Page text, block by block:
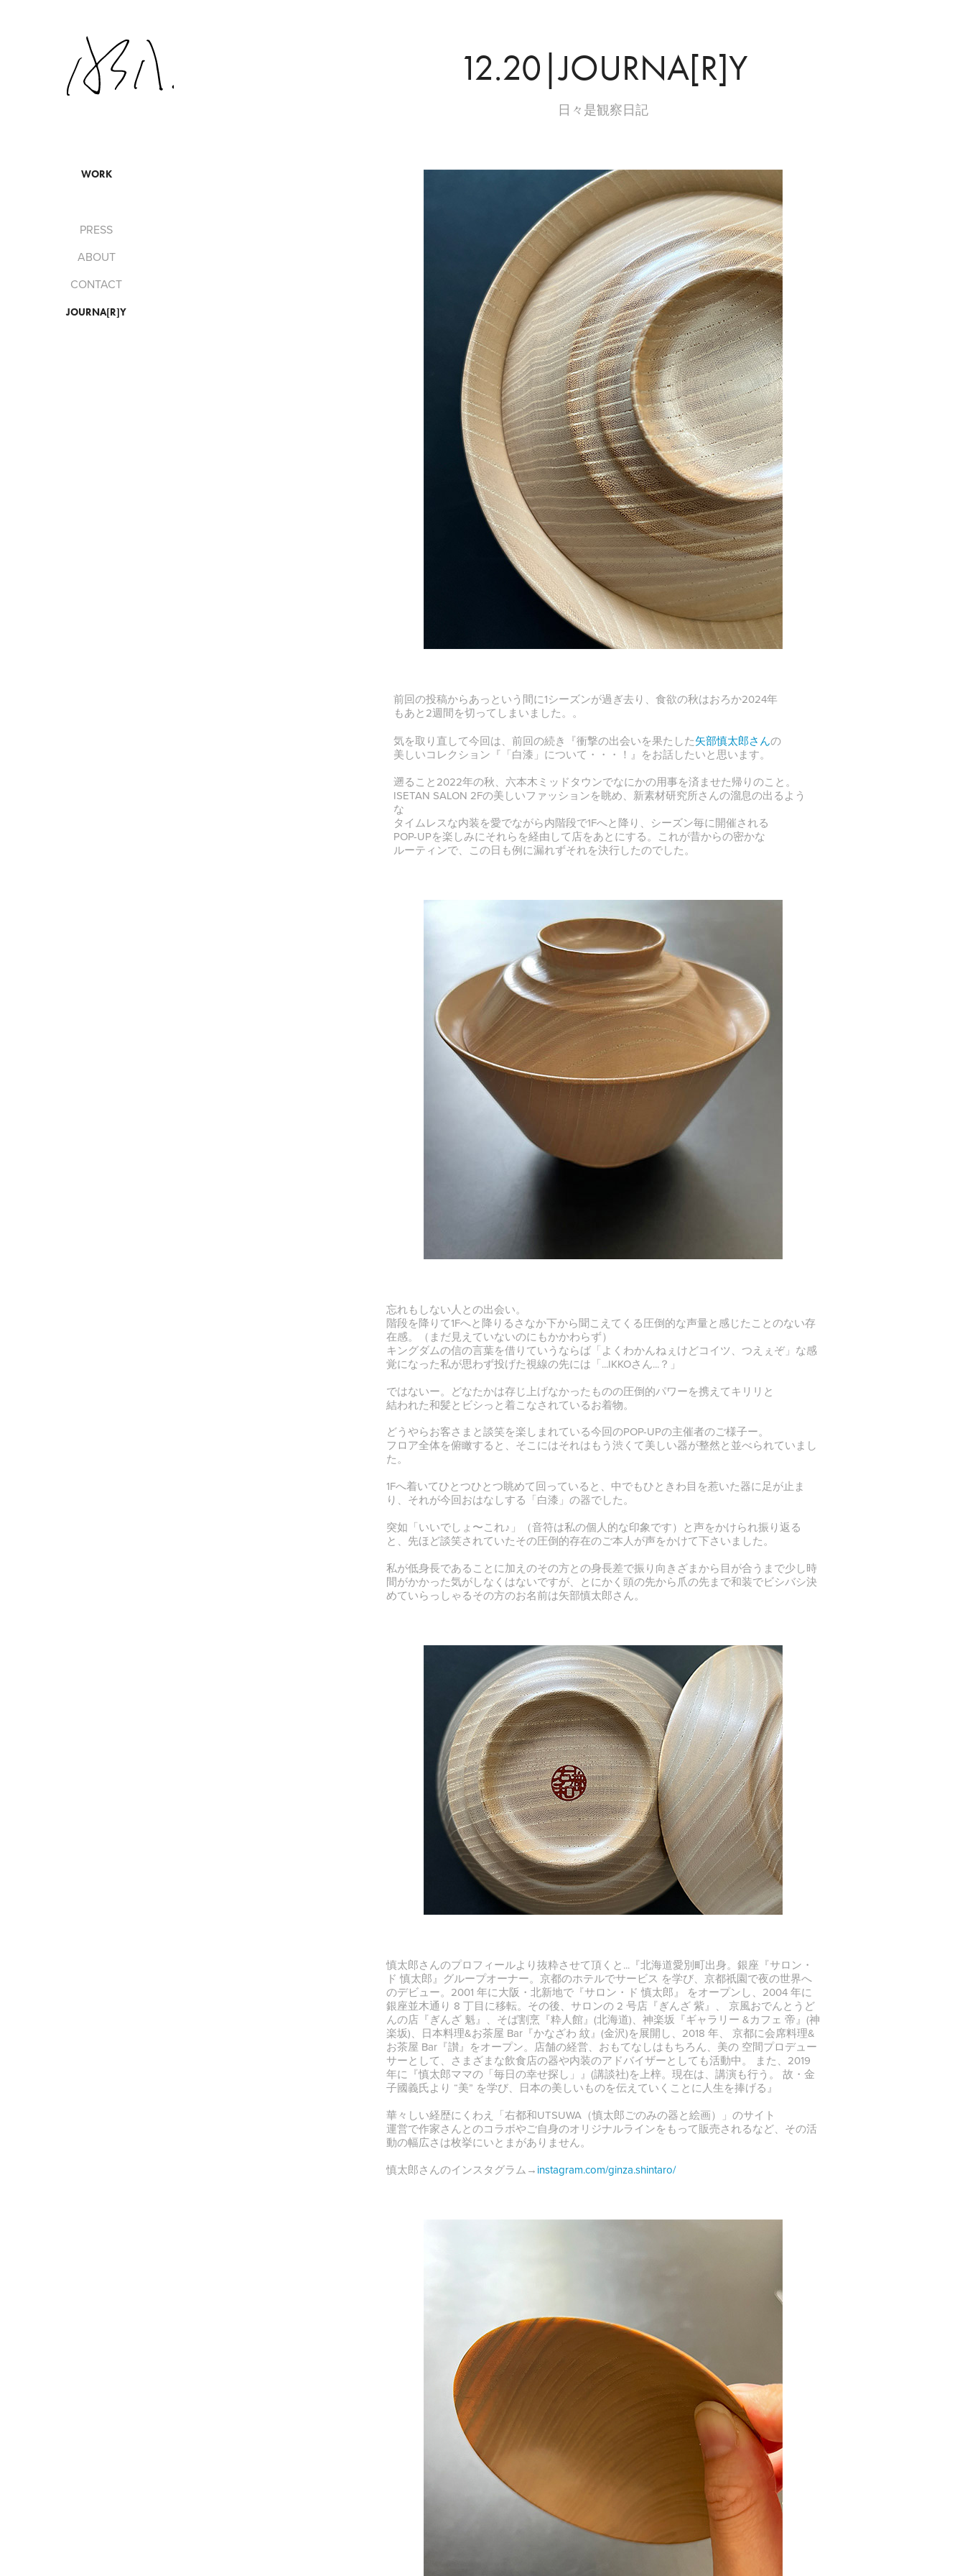
WORK
PRESS
ABOUT
CONTACT
JOURNA[R]Y
12.20|JOURNA[R]Y
日々是観察日記
前回の投稿からあっという間に1シーズンが過ぎ去り、食欲の秋はおろか2024年
もあと2週間を切ってしまいました。。
気を取り直して今回は、前回の続き『衝撃の出会いを果たした矢部慎太郎さんの
美しいコレクション『「白漆」について・・・！』をお話したいと思います。
遡ること2022年の秋、六本木ミッドタウンでなにかの用事を済ませた帰りのこと。
ISETAN SALON 2Fの美しいファッションを眺め、新素材研究所さんの溜息の出るよう
な
タイムレスな内装を愛でながら内階段で1Fへと降り、シーズン毎に開催される
POP-UPを楽しみにそれらを経由して店をあとにする。これが昔からの密かな
ルーティンで、この日も例に漏れずそれを決行したのでした。
忘れもしない人との出会い。
階段を降りて1Fへと降りるさなか下から聞こえてくる圧倒的な声量と感じたことのない存
在感。（まだ見えていないのにもかかわらず）
キングダムの信の言葉を借りていうならば「よくわかんねぇけどコイツ、つえぇぞ」な感
覚になった私が思わず投げた視線の先には「...IKKOさん...？」
ではないー。どなたかは存じ上げなかったものの圧倒的パワーを携えてキリリと
結われた和髪とビシっと着こなされているお着物。
どうやらお客さまと談笑を楽しまれている今回のPOP-UPの主催者のご様子ー。
フロア全体を俯瞰すると、そこにはそれはもう渋くて美しい器が整然と並べられていまし
た。
1Fへ着いてひとつひとつ眺めて回っていると、中でもひときわ目を惹いた器に足が止ま
り、それが今回おはなしする「白漆」の器でした。
突如「いいでしょ〜これ♪」（音符は私の個人的な印象です）と声をかけられ振り返る
と、先ほど談笑されていたその圧倒的存在のご本人が声をかけて下さいました。
私が低身長であることに加えのその方との身長差で振り向きざまから目が合うまで少し時
間がかかった気がしなくはないですが、とにかく頭の先から爪の先まで和装でビシバシ決
めていらっしゃるその方のお名前は矢部慎太郎さん。
慎太郎さんのプロフィールより抜粋させて頂くと...『北海道愛別町出身。銀座『サロン・
ド 慎太郎』グループオーナー。京都のホテルでサービス を学び、京都祇園で夜の世界へ
のデビュー。2001 年に大阪・北新地で『サロン・ド 慎太郎』 をオープンし、2004 年に
銀座並木通り 8 丁目に移転。その後、サロンの 2 号店『ぎんざ 紫』、 京風おでんとうど
んの店『ぎんざ 魁』、そば割烹『粋人館』(北海道)、神楽坂『ギャラリー &カフェ 帝』(神
楽坂)、日本料理&お茶屋 Bar『かなざわ 紋』(金沢)を展開し、2018 年、 京都に会席料理&
お茶屋 Bar『讃』をオープン。店舗の経営、おもてなしはもちろん、美の 空間プロデュー
サーとして、さまざまな飲食店の器や内装のアドバイザーとしても活動中。 また、2019
年に『慎太郎ママの「毎日の幸せ探し」』(講談社)を上梓。現在は、講演も行う。 故・金
子國義氏より “美” を学び、日本の美しいものを伝えていくことに人生を捧げる』
華々しい経歴にくわえ「右都和UTSUWA（慎太郎ごのみの器と絵画）」のサイト
運営で作家さんとのコラボやご自身のオリジナルラインをもって販売されるなど、その活
動の幅広さは枚挙にいとまがありません。
慎太郎さんのインスタグラム→instagram.com/ginza.shintaro/